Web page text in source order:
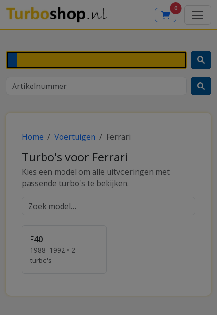
0
Home Voertuigen Ferrari
Turbo's voor Ferrari
Kies een model om alle uitvoeringen met
passende turbo's te bekijken.
F40
1988–1992 • 2
turbo's